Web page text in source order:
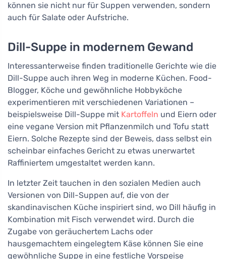
können sie nicht nur für Suppen verwenden, sondern
auch für Salate oder Aufstriche.
Dill-Suppe in modernem Gewand
Interessanterweise finden traditionelle Gerichte wie die
Dill-Suppe auch ihren Weg in moderne Küchen. Food-
Blogger, Köche und gewöhnliche Hobbyköche
experimentieren mit verschiedenen Variationen –
beispielsweise Dill-Suppe mit Kartoffeln und Eiern oder
eine vegane Version mit Pflanzenmilch und Tofu statt
Eiern. Solche Rezepte sind der Beweis, dass selbst ein
scheinbar einfaches Gericht zu etwas unerwartet
Raffiniertem umgestaltet werden kann.
In letzter Zeit tauchen in den sozialen Medien auch
Versionen von Dill-Suppen auf, die von der
skandinavischen Küche inspiriert sind, wo Dill häufig in
Kombination mit Fisch verwendet wird. Durch die
Zugabe von geräuchertem Lachs oder
hausgemachtem eingelegtem Käse können Sie eine
gewöhnliche Suppe in eine festliche Vorspeise